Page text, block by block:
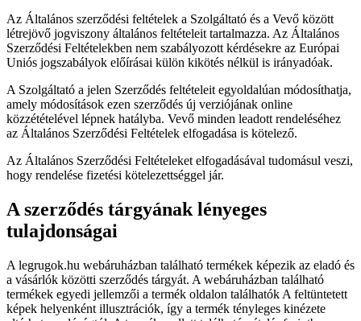
Az Általános szerződési feltételek a Szolgáltató és a Vevő között
létrejövő jogviszony általános feltételeit tartalmazza. Az Általános
Szerződési Feltételekben nem szabályozott kérdésekre az Európai
Uniós jogszabályok előírásai külön kikötés nélkül is irányadóak.
A Szolgáltató a jelen Szerződés feltételeit egyoldalúan módosíthatja,
amely módosítások ezen szerződés új verziójának online
közzétételével lépnek hatályba. Vevő minden leadott rendeléséhez
az Általános Szerződési Feltételek elfogadása is kötelező.
Az Általános Szerződési Feltételeket elfogadásával tudomásul veszi,
hogy rendelése fizetési kötelezettséggel jár.
A szerződés tárgyának lényeges
tulajdonságai
A legrugok.hu webáruházban található termékek képezik az eladó és
a vásárlók közötti szerződés tárgyát. A webáruházban található
termékek egyedi jellemzői a termék oldalon találhatók A feltüntetett
képek helyenként illusztrációk, így a termék tényleges kinézete